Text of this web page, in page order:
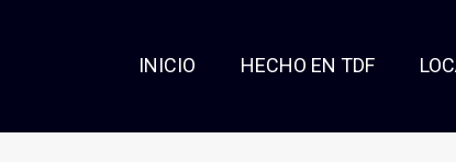
INICIO HECHO EN TDF